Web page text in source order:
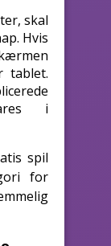
skal
Hvis
tablet.
i
spil
for